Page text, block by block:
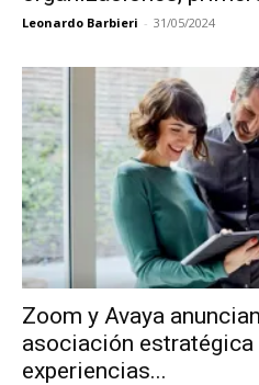
Leonardo Barbieri - 31/05/2024
Zoom y Avaya
asociación estratégica
experiencias...